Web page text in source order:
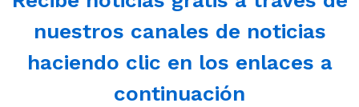
nuestros canales de noticias
haciendo clic en los enlaces a
continuación